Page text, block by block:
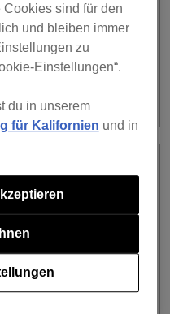
angemeldet
Sie nicht
Fenster
habe,
Internet.
her
angezeigt,
Mobilgerät
soll ich
sind für den
und bleiben immer
zu
Einstellungen“.
du in unserem
für Kalifornien und in